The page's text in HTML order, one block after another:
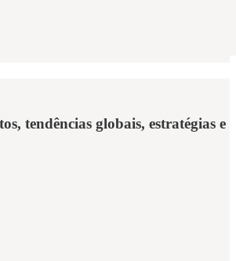
tendências globais, estratégias e